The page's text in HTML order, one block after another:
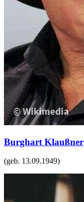
Burghart Klaußner
(geb. 13.09.1949)